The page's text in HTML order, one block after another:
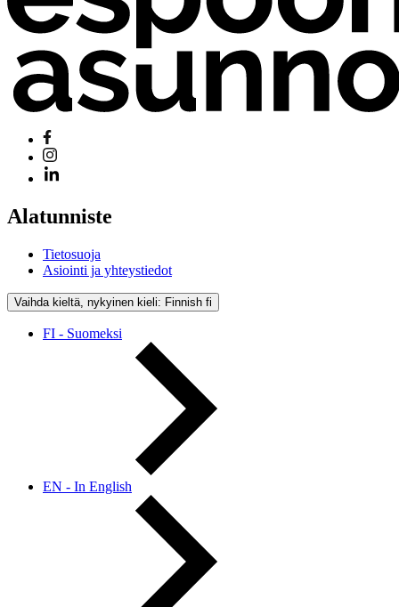
Alatunniste
Tietosuoja
Asiointi ja yhteystiedot
Vaihda kieltä, nykyinen kieli: Finnish fi
FI - Suomeksi
EN - In English